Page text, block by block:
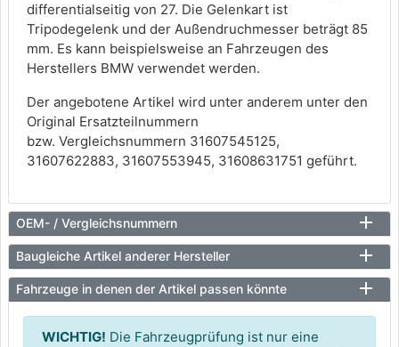
differentialseitig von 27. Die Gelenkart ist
Tripodegelenk und der Außendruchmesser beträgt 85
mm. Es kann beispielsweise an Fahrzeugen des
Herstellers BMW verwendet werden.
Der angebotene Artikel wird unter anderem unter den
Original Ersatzteilnummern
bzw. Vergleichsnummern 31607545125,
31607622883, 31607553945, 31608631751 geführt.
OEM- / Vergleichsnummern
Baugleiche Artikel anderer Hersteller
Fahrzeuge in denen der Artikel passen könnte
WICHTIG! Die Fahrzeugprüfung ist nur eine